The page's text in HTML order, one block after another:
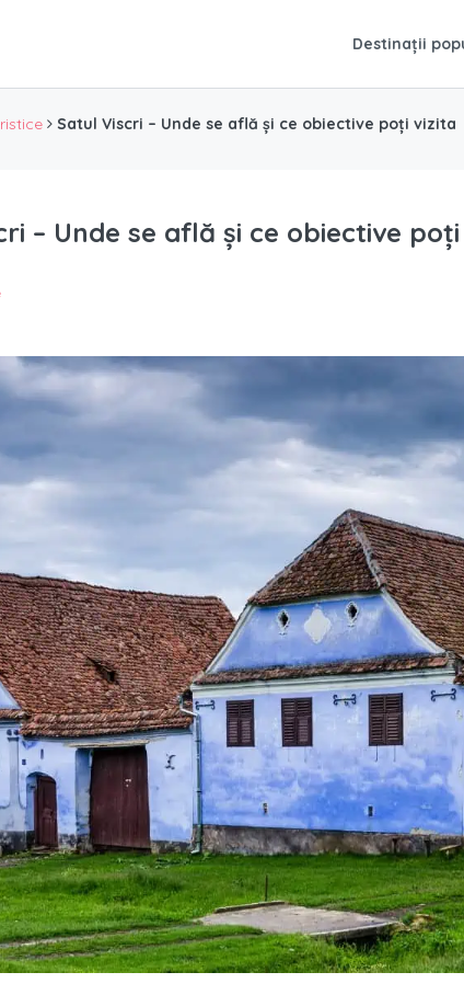
Destinații
Satul Viscri – Unde se află și ce obiective poți vizita
– Unde se află și ce obiective